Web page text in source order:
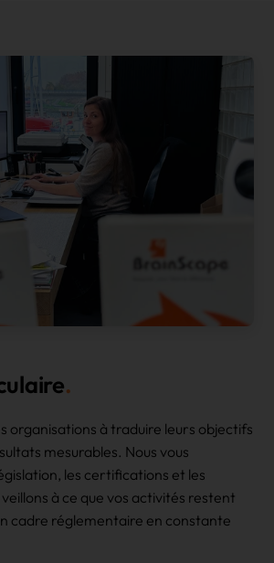
organisations à traduire leurs objectifs
mesurables. Nous vous
les certifications et les
à ce que vos activités restent
cadre réglementaire en constante